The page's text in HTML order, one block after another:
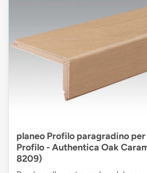
planeo Profilo paragradino
Profilo - Authentica Oak
8209)